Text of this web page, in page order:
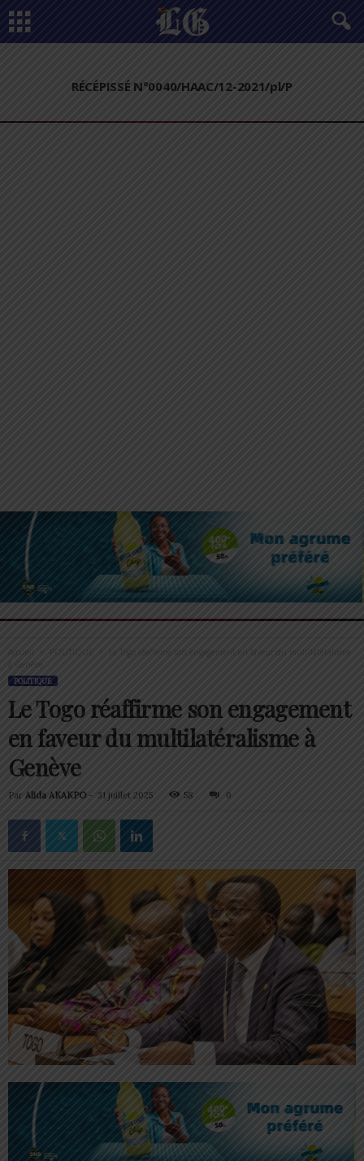
RÉCÉPISSÉ N°0040/HAAC/12-2021/pl/P
Accueil POLITIQUE
Le Togo réaffirme son engagement en faveur du multilatéralisme
à Genève
POLITIQUE
Le Togo réaffirme son engagement
en faveur du multilatéralisme à
Genève
Par Alida AKAKPO- 31 juillet 2025 58 0